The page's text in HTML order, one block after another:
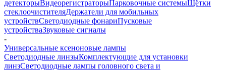
детекторыВидеорегистраторыПарковочные системыЩётки
стеклоочистителяДержатели для мобильных
устройствСветодиодные фонариПусковые
устройстваЗвуковые сигналы
-
Универсальные ксеноновые лампы
Светодиодные линзыКомплектующие для установки
линзСветодиодные лампы головного света и